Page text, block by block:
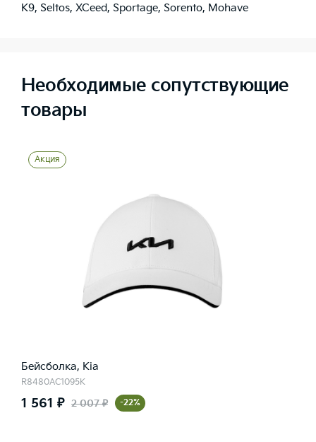
K9, Seltos, XCeed, Sportage, Sorento, Mohave
Необходимые сопутствующие
товары
Акция
Бейсболка, Kia
R8480AC1095K
1 561 ₽ 2 007 ₽ -22%